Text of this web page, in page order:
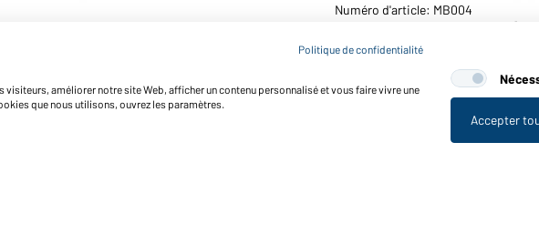
Numéro d'article: MB004
Casquette 6 coton twill
Politique de confidentialité
améliorer notre site Web, afficher un contenu personnalisé et vous faire vivre une
que nous utilisons, ouvrez les paramètres.
Accepter